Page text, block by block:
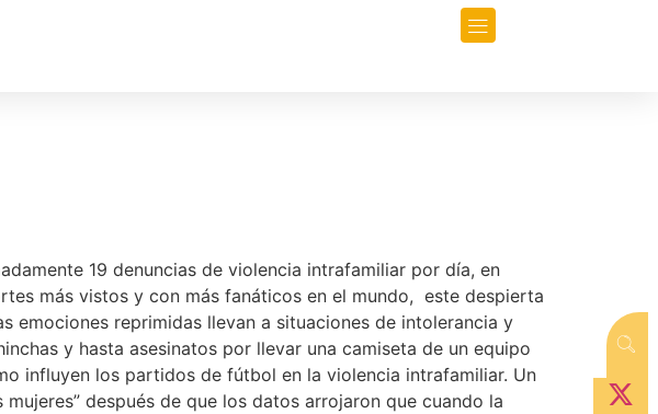
19 denuncias de violencia intrafamiliar por día, en
más vistos y con más fanáticos en el mundo, este despierta
emociones reprimidas llevan a situaciones de intolerancia y
y hasta asesinatos por llevar una camiseta de un equipo
influyen los partidos de fútbol en la violencia intrafamiliar. Un
después de que los datos arrojaron que cuando la